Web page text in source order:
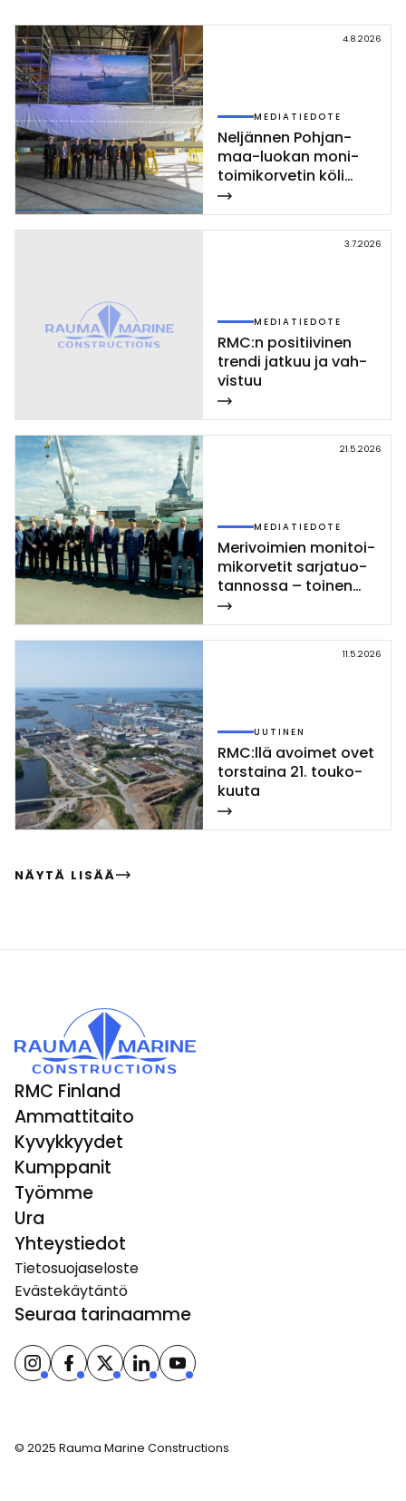
4.8.2026
MEDIATIEDOTE
Nel­jän­nen Poh­jan­
maa-luo­kan mo­ni­
toi­mi­kor­ve­tin kö­li
las­ket­tiin Rau­mal­la
3.7.2026
MEDIATIEDOTE
RMC:n po­si­tii­vi­nen
tren­di jat­kuu ja vah­
vis­tuu
21.5.2026
MEDIATIEDOTE
Me­ri­voi­mien mo­ni­toi­
mi­kor­ve­tit sar­ja­tuo­
tan­nos­sa – toi­nen
Poh­jan­maa-luo­kan
kor­vet­ti las­ket­tiin ve­
sil­le Rau­mal­la
11.5.2026
UUTINEN
RMC:llä avoi­met ovet
tors­tai­na 21. tou­ko­
kuu­ta
NÄYTÄ LISÄÄ
RMC Finland
Ammattitaito
Kyvykkyydet
Kumppanit
Työmme
Ura
Yhteystiedot
Tietosuojaseloste
Evästekäytäntö
Seuraa tarinaamme
© 2025 Rauma Marine Constructions